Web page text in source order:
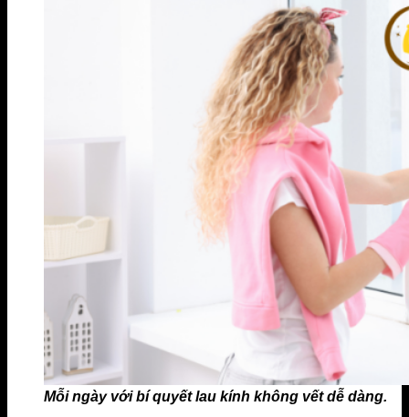
Mỗi ngày với bí quyết lau kính không vết dễ dàng.